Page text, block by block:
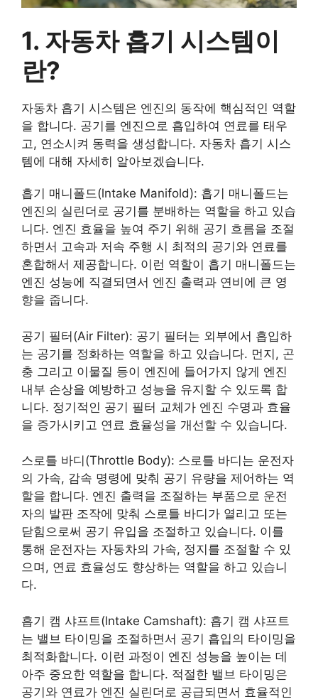
1. 자동차 흡기 시스템이
란?
자동차 흡기 시스템은 엔진의 동작에 핵심적인 역할
을 합니다. 공기를 엔진으로 흡입하여 연료를 태우
고, 연소시켜 동력을 생성합니다. 자동차 흡기 시스
템에 대해 자세히 알아보겠습니다.
흡기 매니폴드(lntake Manifold): 흡기 매니폴드는
엔진의 실린더로 공기를 분배하는 역할을 하고 있습
니다. 엔진 효율을 높여 주기 위해 공기 흐름을 조절
하면서 고속과 저속 주행 시 최적의 공기와 연료를
혼합해서 제공합니다. 이런 역할이 흡기 매니폴드는
엔진 성능에 직결되면서 엔진 출력과 연비에 큰 영
향을 줍니다.
공기 필터(Air Filter): 공기 필터는 외부에서 흡입하
는 공기를 정화하는 역할을 하고 있습니다. 먼지, 곤
충 그리고 이물질 등이 엔진에 들어가지 않게 엔진
내부 손상을 예방하고 성능을 유지할 수 있도록 합
니다. 정기적인 공기 필터 교체가 엔진 수명과 효율
을 증가시키고 연료 효율성을 개선할 수 있습니다.
스로틀 바디(Throttle Body): 스로틀 바디는 운전자
의 가속, 감속 명령에 맞춰 공기 유량을 제어하는 역
할을 합니다. 엔진 출력을 조절하는 부품으로 운전
자의 발판 조작에 맞춰 스로틀 바디가 열리고 또는
닫힘으로써 공기 유입을 조절하고 있습니다. 이를
통해 운전자는 자동차의 가속, 정지를 조절할 수 있
으며, 연료 효율성도 향상하는 역할을 하고 있습니
다.
흡기 캠 샤프트(lntake Camshaft): 흡기 캠 샤프트
는 밸브 타이밍을 조절하면서 공기 흡입의 타이밍을
최적화합니다. 이런 과정이 엔진 성능을 높이는 데
아주 중요한 역할을 합니다. 적절한 밸브 타이밍은
공기와 연료가 엔진 실린더로 공급되면서 효율적인